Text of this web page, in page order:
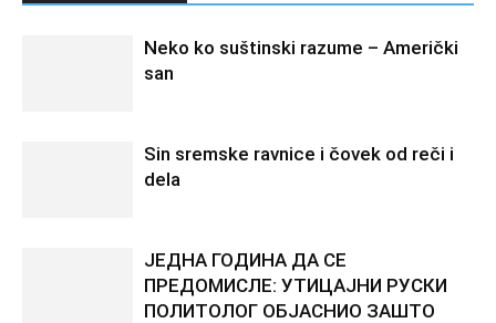
Neko ko suštinski razume – Američki
san
Sin sremske ravnice i čovek od reči i
dela
ЈЕДНА ГОДИНА ДА СЕ
ПРЕДОМИСЛЕ: УТИЦАЈНИ РУСКИ
ПОЛИТОЛОГ ОБЈАСНИО ЗАШТО